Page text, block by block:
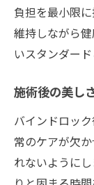
負担を最小限
維持しながら
いスタンダー
施術後の美し
バインドロッ
常のケアが欠
れないように